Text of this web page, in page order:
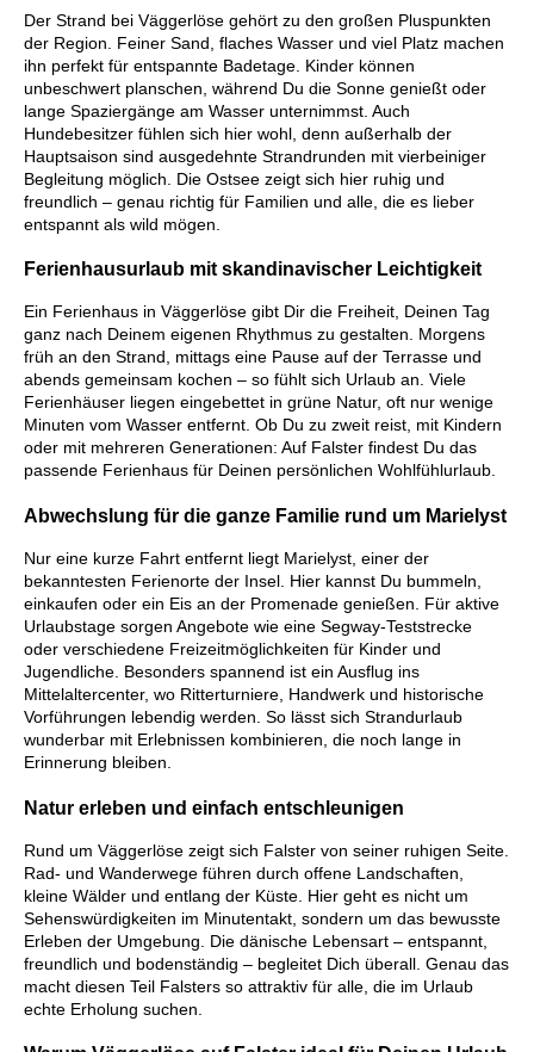
Der Strand bei Väggerlöse gehört zu den großen Pluspunkten
der Region. Feiner Sand, flaches Wasser und viel Platz machen
ihn perfekt für entspannte Badetage. Kinder können
unbeschwert planschen, während Du die Sonne genießt oder
lange Spaziergänge am Wasser unternimmst. Auch
Hundebesitzer fühlen sich hier wohl, denn außerhalb der
Hauptsaison sind ausgedehnte Strandrunden mit vierbeiniger
Begleitung möglich. Die Ostsee zeigt sich hier ruhig und
freundlich – genau richtig für Familien und alle, die es lieber
entspannt als wild mögen.
Ferienhausurlaub mit skandinavischer Leichtigkeit
Ein Ferienhaus in Väggerlöse gibt Dir die Freiheit, Deinen Tag
ganz nach Deinem eigenen Rhythmus zu gestalten. Morgens
früh an den Strand, mittags eine Pause auf der Terrasse und
abends gemeinsam kochen – so fühlt sich Urlaub an. Viele
Ferienhäuser liegen eingebettet in grüne Natur, oft nur wenige
Minuten vom Wasser entfernt. Ob Du zu zweit reist, mit Kindern
oder mit mehreren Generationen: Auf Falster findest Du das
passende Ferienhaus für Deinen persönlichen Wohlfühlurlaub.
Abwechslung für die ganze Familie rund um Marielyst
Nur eine kurze Fahrt entfernt liegt Marielyst, einer der
bekanntesten Ferienorte der Insel. Hier kannst Du bummeln,
einkaufen oder ein Eis an der Promenade genießen. Für aktive
Urlaubstage sorgen Angebote wie eine Segway-Teststrecke
oder verschiedene Freizeitmöglichkeiten für Kinder und
Jugendliche. Besonders spannend ist ein Ausflug ins
Mittelaltercenter, wo Ritterturniere, Handwerk und historische
Vorführungen lebendig werden. So lässt sich Strandurlaub
wunderbar mit Erlebnissen kombinieren, die noch lange in
Erinnerung bleiben.
Natur erleben und einfach entschleunigen
Rund um Väggerlöse zeigt sich Falster von seiner ruhigen Seite.
Rad- und Wanderwege führen durch offene Landschaften,
kleine Wälder und entlang der Küste. Hier geht es nicht um
Sehenswürdigkeiten im Minutentakt, sondern um das bewusste
Erleben der Umgebung. Die dänische Lebensart – entspannt,
freundlich und bodenständig – begleitet Dich überall. Genau das
macht diesen Teil Falsters so attraktiv für alle, die im Urlaub
echte Erholung suchen.